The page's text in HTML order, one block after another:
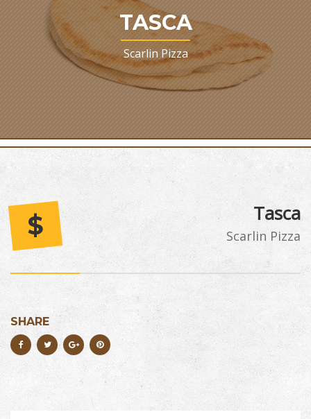
TASCA
Scarlin Pizza
$ Tasca
Scarlin Pizza
SHARE